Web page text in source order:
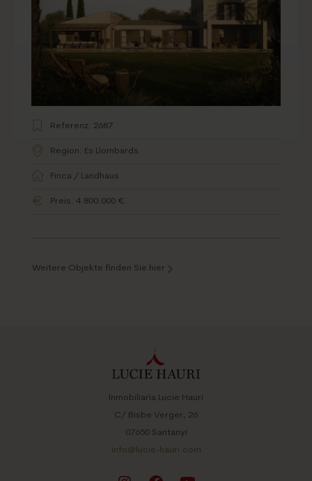
Referenz: 2687
Region: Es Llombards
Finca / Landhaus
Preis: 4.800.000 €
Weitere Objekte finden Sie hier
Inmobiliaria Lucie Hauri
C/ Bisbe Verger, 26
07650 Santanyí
info@lucie-hauri.com